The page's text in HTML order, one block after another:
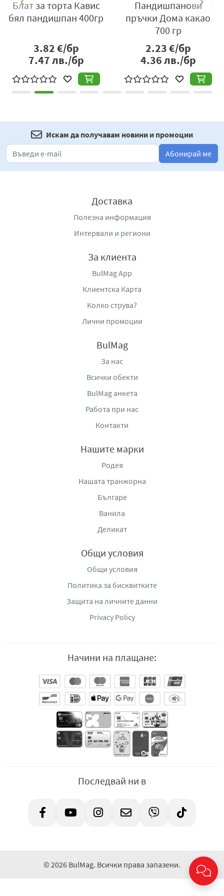
както за традиционни торти, така и за модерни
десерти с няколко слоя, плодови декорации или
Произведен от Kuchenmeister – марка с дългогодишен
опит в производството на сладкарски изделия, този
троен блат предлага надеждно качество и удобство
при всяко използване. Той е създаден да улесни
Светлият троен блат Kuchenmeister е практично
решение за всеки, който желае да създаде вкусна и
впечатляваща торта с минимални усилия. Със своята
радост и удоволствие на всяка трапеза.
тел: 02/9887755, e-mail:office@deliveryexpressbg.com
Блат за торта Кавис
бял пандишпан 400гр
3.82€/бр
7.47лв./бр
Пандишпанови
пръчки Дома какао
700 гр
2.23€/бр
4.36лв./бр
Искам да получавам новини и промоции
Абонирай ме
Доставка
Полезна информация
Интервали и региони
За клиента
BulMag App
Клиентска Карта
Колко струва?
Лични промоции
BulMag
За нас
Всички обекти
BulMag анкета
Работа при нас
Контакти
Нашите марки
Родея
Нашата транжорна
Българе
Ванила
Деликат
Общи условия
Общи условия
Политика за бисквитките
Защита на личните данни
Privacy Policy
Начини на плащане:
Последвай ни в
© 2026 BulMag. Всички права запазени.